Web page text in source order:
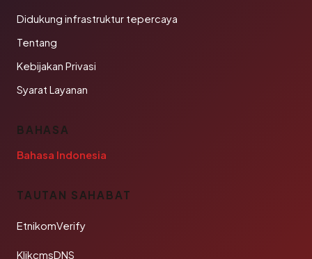
Didukung infrastruktur tepercaya
Tentang
Kebijakan Privasi
Syarat Layanan
BAHASA
Bahasa Indonesia
TAUTAN SAHABAT
EtnikomVerify
KlikcmsDNS